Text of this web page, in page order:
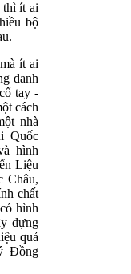
thì ít ai
bộ
ít ai
danh
tay -
cách
nhà
Quốc
hình
Liệu
Châu,
chất
hình
dựng
quả
Đồng